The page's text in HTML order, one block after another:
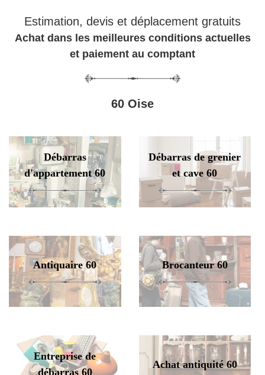
Estimation, devis et déplacement gratuits
Achat dans les meilleures conditions actuelles
et paiement au comptant
60 Oise
Débarras
d'appartement 60
Débarras de grenier
et cave 60
Antiquaire 60 Brocanteur 60
Entreprise de
débarras 60
Achat antiquité 60